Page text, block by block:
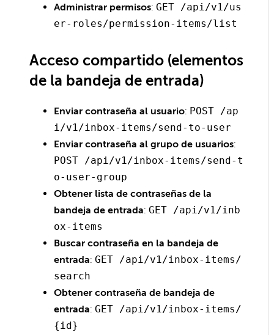
Administrar permisos: GET /api/v1/us
er-roles/permission-items/list
Acceso compartido (elementos
de la bandeja de entrada)
Enviar contraseña al usuario: POST /ap
i/v1/inbox-items/send-to-user
Enviar contraseña al grupo de usuarios:
POST /api/v1/inbox-items/send-t
o-user-group
Obtener lista de contraseñas de la
bandeja de entrada: GET /api/v1/inb
ox-items
Buscar contraseña en la bandeja de
entrada: GET /api/v1/inbox-items/
search
Obtener contraseña de bandeja de
entrada: GET /api/v1/inbox-items/
{id}